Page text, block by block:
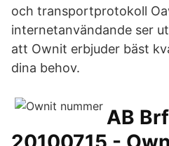
och transportprotokoll
internetanvändande ser
att Ownit erbjuder bäst
dina behov.
AB